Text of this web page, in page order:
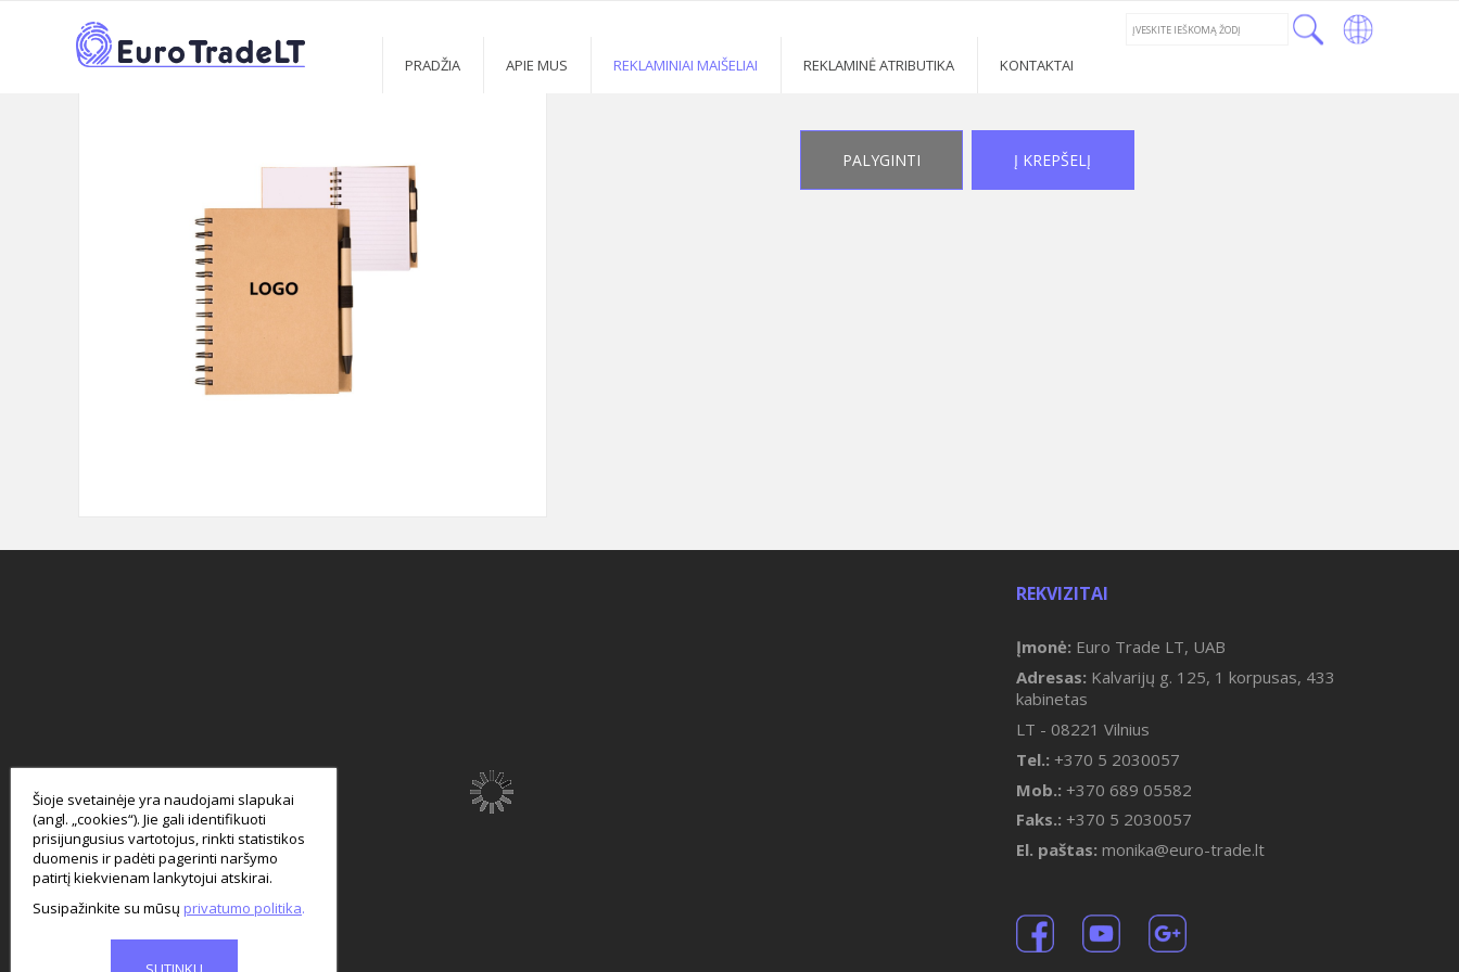
PRADŽIA APIE MUS REKLAMINIAI MAIŠELIAI REKLAMINĖ ATRIBUTIKA KONTAKTAI
PRADŽIA ←
5
REKVIZITAI
Įmonė: Euro Trade LT, UAB
Adresas: Kalvarijų g. 125, 1 korpusas, 433
kabinetas
LT - 08221 Vilnius
Tel.: +370 5 2030057
Mob.: +370 689 05582
Faks.: +370 5 2030057
El. paštas: monika@euro-trade.lt
Šioje svetainėje yra naudojami slapukai
(angl. „cookies“). Jie gali identifikuoti
prisijungusius vartotojus, rinkti statistikos
duomenis ir padėti pagerinti naršymo
patirtį kiekvienam lankytojui atskirai.
Susipažinkite su mūsų privatumo politika